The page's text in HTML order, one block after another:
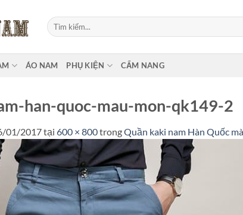
Tìm
kiếm:
ÁO NAM PHỤ KIỆN CẨM NANG
han-quoc-mau-mon-qk149-2
01/2017tại 600 × 800trongQuần kaki nam Hàn Quốc